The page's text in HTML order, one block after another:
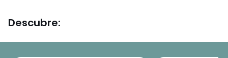
Descubre: